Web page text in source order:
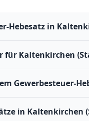
Hebesatz in
für Kaltenkirchen
Gewerbesteuer-
in Kaltenkirchen